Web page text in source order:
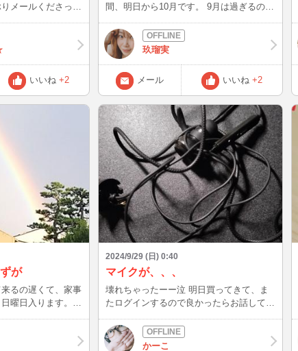
メールくださった
した💖夏の衣装に
って言ってくれた
降も期待してね
あります✨10月か
いので❣️会いに来
ロウィンぽい何かを
用意して待ってる
子をくれなきゃい
声かけてね～💕(笑)
いいね +2
間、明日から10月です。 9月は過ぎるの本
り、バタバタ…と毎日が過ぎていきまし
た。 忙しい中でも、先週大好きな奈良🦌
🦌に行けた事がとてもリフレッシュ出来た
し嬉しかった😌😌 10月はゆっくりと奈良
に行って、かき氷🍧🥄を2杯食べ、若草山
に登り鹿さん達🦌🦌とたわむれるぞ‼️ ←こ
の内容、前回の日誌にも書いてる😂😂 あ
と、帰りは和菓子🍡とお茶🍵を楽しめるお
茶屋さんに行ってほっこりもするぞ‼️ 毎日
が楽しい😊😊健康が1番👍👍 季節の変わり
目、朝な夕なとひんやり肌寒くなってきま
した。皆様お身体ご自愛してお過ごしくだ
さい🍀 お写真は、先週奈良のお菓子教室
で作ったクッキー達🍪🍪です。美味しかっ
たよ〜😚😚
玖瑠実
メール いいね +2
が
るの遅くて、家事
曜日入ります。午
真は、兼六園近く
した！
2024/9/29 (日) 0:40
マイクが、、、
壊れちゃったーー泣 明日買ってきて、ま
たログインするので良かったらお話して下
かーこ